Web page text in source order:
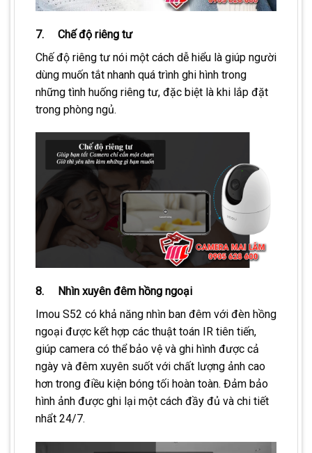
7. Chế độ riêng tư
Chế độ riêng tư nói một cách dễ hiểu là giúp người
dùng muốn tắt nhanh quá trình ghi hình trong
những tình huống riêng tư, đặc biệt là khi lắp đặt
trong phòng ngủ.
8. Nhìn xuyên đêm hồng ngoại
Imou S52 có khả năng nhìn ban đêm với đèn hồng
ngoại được kết hợp các thuật toán IR tiên tiến,
giúp camera có thể bảo vệ và ghi hình được cả
ngày và đêm xuyên suốt với chất lượng ảnh cao
hơn trong điều kiện bóng tối hoàn toàn. Đảm bảo
hình ảnh được ghi lại một cách đầy đủ và chi tiết
nhẩt 24/7.